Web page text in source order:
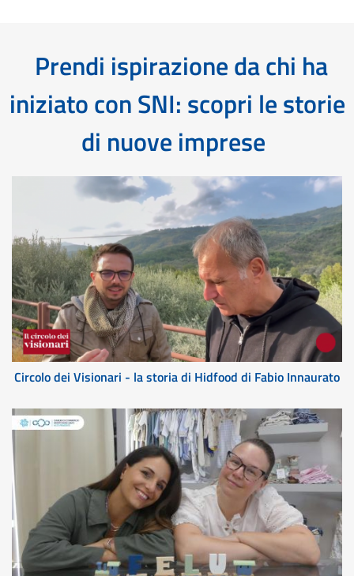
Prendi ispirazione da chi ha
iniziato con SNI: scopri le storie
di nuove imprese
Circolo dei Visionari - la storia di Hidfood di Fabio Innaurato